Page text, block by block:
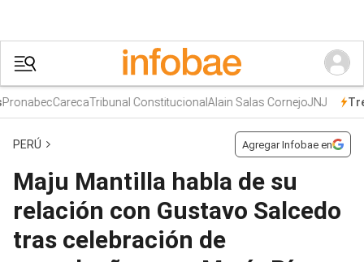
CarecaTribunal ConstitucionalAlain Salas CornejoJNJ
PERÚ Agregar Infobae en
Maju Mantilla habla de su
relación con Gustavo Salcedo
tras celebración de